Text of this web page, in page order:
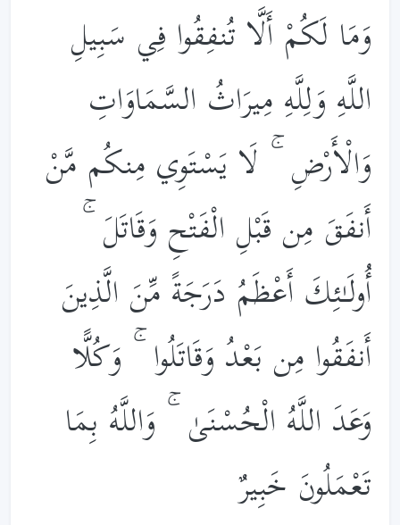
وَمَا لَكُمْ أَلَّا تُنفِقُوا فِي سَبِيلِ
اللَّهِ وَلِلَّهِ مِيرَاثُ السَّمَاوَاتِ
وَالْأَرْضِ ۚ لَا يَسْتَوِي مِنكُم مَّنْ
أَنفَقَ مِن قَبْلِ الْفَتْحِ وَقَاتَلَ ۚ
أُولَـٰئِكَ أَعْظَمُ دَرَجَةً مِّنَ الَّذِينَ
أَنفَقُوا مِن بَعْدُ وَقَاتَلُوا ۚ وَكُلًّا
وَعَدَ اللَّهُ الْحُسْنَىٰ ۚ وَاللَّهُ بِمَا
تَعْمَلُونَ خَبِيرٌ